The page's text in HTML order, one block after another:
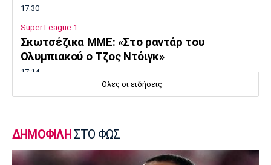
17:30
Super League 1
Σκωτσέζικα ΜΜΕ: «Στο ραντάρ του
Ολυμπιακού ο Τζος Ντόιγκ»
17:14
17:00
Super League 2
Όλες οι ειδήσεις
ΔΗΜΟΦΙΛΗ ΣΤΟ ΦΩΣ